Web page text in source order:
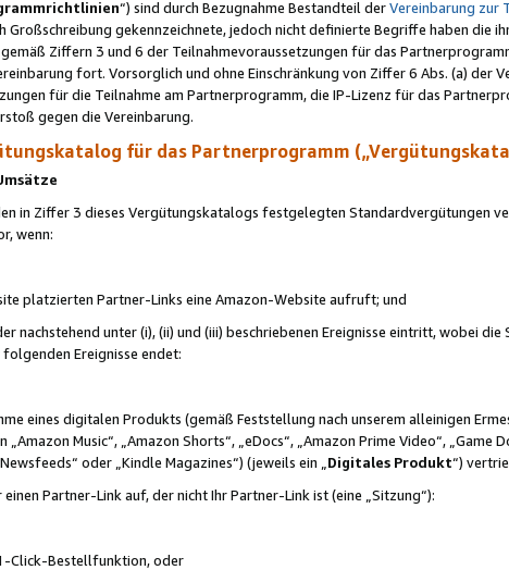
“) sind durch Bezugnahme Bestandteil derVereinbarung zur
gekennzeichnete, jedoch nicht definierte Begriffe haben die
Ziffern 3 und 6 der Teilnahmevoraussetzungen für das
fort. Vorsorglich und ohne Einschränkung von Ziffer 6 Abs. (a) der
für die Teilnahme am Partnerprogramm, die IP-Lizenz für das
gegen die Vereinbarung.
für das Partnerprogramm
in Ziffer 3 dieses Vergütungskatalogs festgelegten Standardvergütungen
wenn:
platzierten Partner-Links eine Amazon-Website aufruft; und
nachstehend unter (i), (ii) und (iii) beschriebenen Ereignisse eintritt, wobei
Ereignisse endet:
eines digitalen Produkts (gemäß Feststellung nach unserem alleinigen
Music“, „Amazon Shorts“, „eDocs“, „Amazon Prime Video“, „Game
oder „Kindle Magazines“) (jeweils ein „ Digitales Produkt“)
Partner-Link auf, der nicht Ihr Partner-Link ist (eine „Sitzung“):
Click-Bestellfunktion, oder